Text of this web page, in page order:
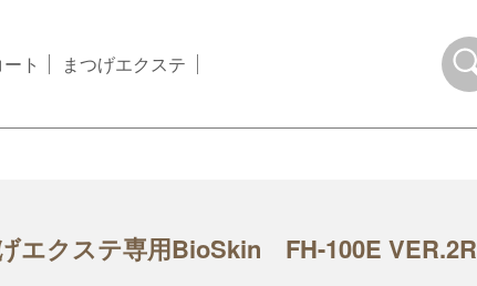
ト まつげエクステ
エクステ専用BioSkin FH-100E VER.2R